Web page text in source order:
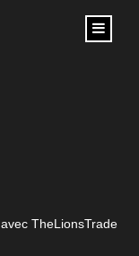
TheLionsTrade
à